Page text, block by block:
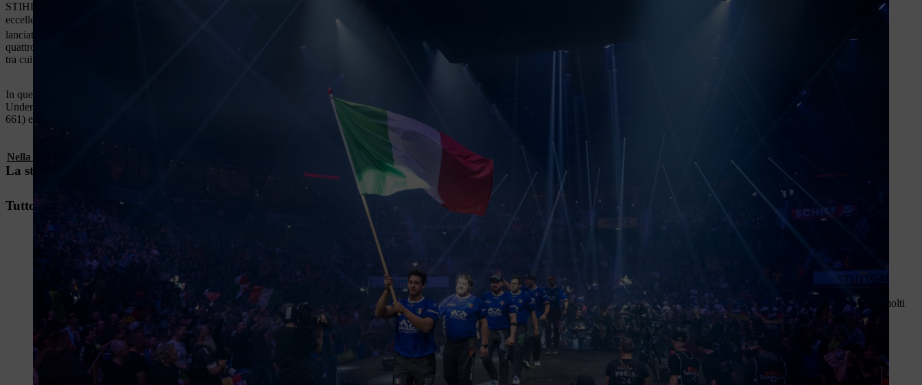
STIHL TIMBERSPORTS
eccellenza: qui si misurano i migliori atleti e si riscontra il maggior numero di spettatori. Inoltre, lo sport gode di un grande interesse mediatico. Nel 1985, STIHL USA ha
lanciato negli Stati Uniti la serie STIHL TIMBERSPORTS
quattro continenti e vi partecipano circa 2000 atleti provenienti da oltre 20 Paesi. STIHL, in qualità di sponsor e proprietario del format, è supportato da una serie di altri partner
tra cui Liebherr e Ford.
In queste competizioni, sia a livello nazionale che internazionale, gli atleti si sfidano generalmente in tre discipline con ascia e altre tre con la sega e motosega. Springboard,
Underhand Chop e Standing Block Chop sono le classiche discipline con ascia. Invece nella Single Buck (sega tradizionale), nella Stock Saw (motosega standard STIHL MS
661) e nella Hot Saw (motoseghe potenziate fino a 80 CV) gli atleti utilizzano strumenti differenti per completare le discipline nel minor tempo possibile.
Nella nostra banca dati sono disponibili tutte le informazioni sugli atleti e le competizioni STIHL TIMBERSPORTS , oltra a tutti i risultati e i record raggiunti.
La storia di STIHL Timbersports®
Tutto sullo spettacolo che offre STIHL TIMBERSPORTS®
Eventi e appuntamenti
La crème de la crème degli atleti si misura in diverse categorie e in varie competizioni a livello internazionale. In Italia, così come in molti
altri Paesi del mondo si svolgono competizioni a livello nazionale per selezionare i migliori talenti.
Maggiori informazioni su eventi e appuntamenti